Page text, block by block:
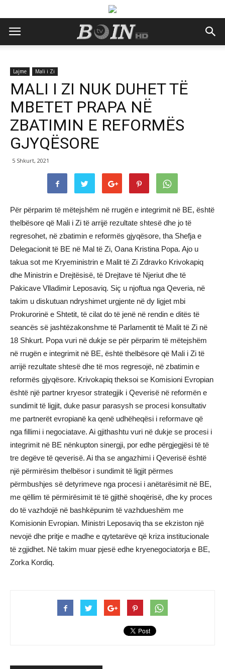
Lajme Mali i Zi
MALI I ZI NUK DUHET TË
MBETET PRAPA NË
ZBATIMIN E REFORMËS
GJYQËSORE
5 Shkurt, 2021
Për përparim të mëtejshëm në rrugën e integrimit në BE, është
thelbësore që Mali i Zi të arrijë rezultate shtesë dhe jo të
regresohet, në zbatimin e reformës gjyqësore, tha Shefja e
Delegacionit të BE në Mal të Zi, Oana Kristina Popa. Ajo u
takua sot me Kryeministrin e Malit të Zi Zdravko Krivokapiq
dhe Ministrin e Drejtësisë, të Drejtave të Njeriut dhe të
Pakicave Vlladimir Leposaviq. Siç u njoftua nga Qeveria, në
takim u diskutuan ndryshimet urgjente në dy ligjet mbi
Prokurorinë e Shtetit, të cilat do të jenë në rendin e ditës të
seancës së jashtëzakonshme të Parlamentit të Malit të Zi në
18 Shkurt. Popa vuri në dukje se për përparim të mëtejshëm
në rrugën e integrimit në BE, është thelbësore që Mali i Zi të
arrijë rezultate shtesë dhe të mos regresojë, në zbatimin e
reformës gjyqësore. Krivokapiq theksoi se Komisioni Evropian
është një partner kryesor strategjik i Qeverisë në reformën e
sundimit të ligjit, duke pasur parasysh se procesi konsultativ
me partnerët evropianë ka qenë udhëheqësi i reformave që
nga fillimi i negociatave. Ai gjithashtu vuri në dukje se procesi i
integrimit në BE nënkupton sinergji, por edhe përgjegjësi të të
tre degëve të qeverisë. Ai tha se angazhimi i Qeverisë është
një përmirësim thelbësor i sundimit të ligjit përmes
përmbushjes së detyrimeve nga procesi i anëtarësimit në BE,
me qëllim të përmirësimit të të gjithë shoqërisë, dhe ky proces
do të vazhdojë në bashkëpunim të vazhdueshëm me
Komisionin Evropian. Ministri Leposaviq tha se ekziston një
nevojë dhe pritje e madhe e qytetarëve që kriza institucionale
të zgjidhet. Në takim muar pjesë edhe kryenegociatorja e BE,
Zorka Kordiq.